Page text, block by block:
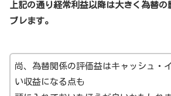
上記の通り経常利益以降は大きく為替
ブレます。
尚、為替関係の評価益はキャッシュ・
い収益になる点も